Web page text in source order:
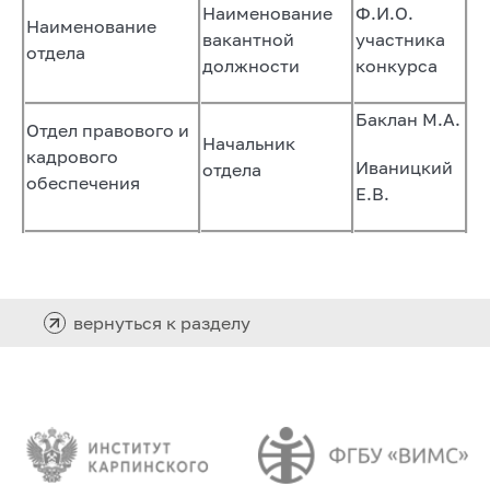
Наименование
отдела
Наименование
вакантной
должности
Ф.И.О.
участника
конкурса
Отдел правового и
кадрового
обеспечения
Начальник
отдела
Баклан М.А.
Иваницкий
Е.В.
вернуться к разделу